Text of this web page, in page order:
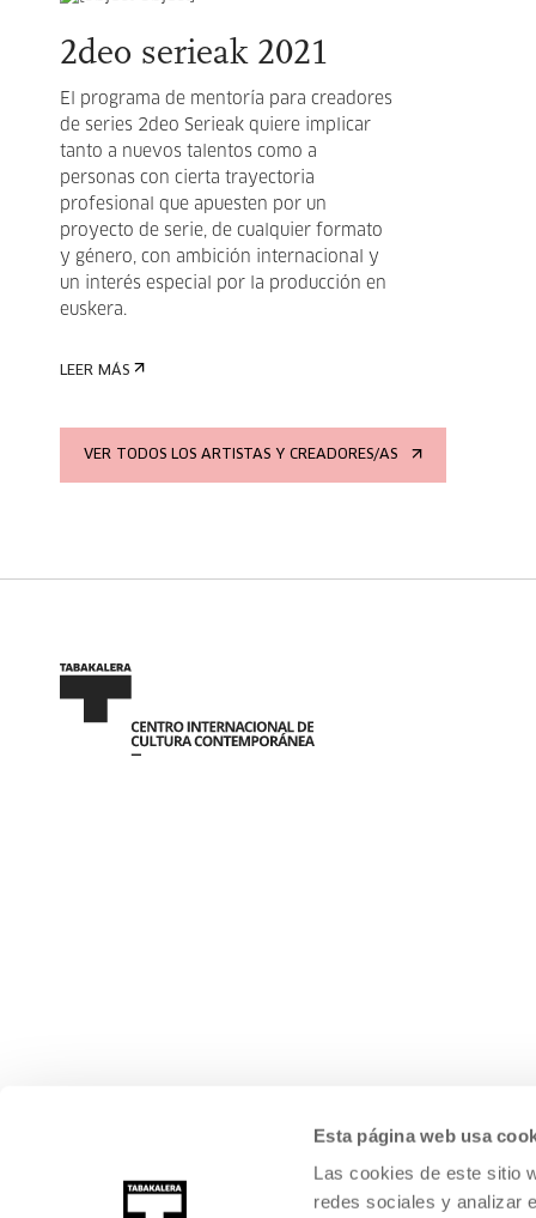
Esta página web usa
Las cookies de este sitio
redes sociales y analizar
2deo serieak 2021
El programa de mentoría para creadores
de series 2deo Serieak quiere implicar
tanto a nuevos talentos como a
personas con cierta trayectoria
profesional que apuesten por un
proyecto de serie, de cualquier formato
y género, con ambición internacional y
un interés especial por la producción en
euskera.
LEER MÁS
VER TODOS LOS ARTISTAS Y CREADORES/AS